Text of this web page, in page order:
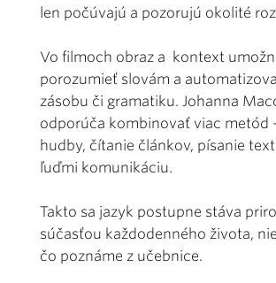
len počúvajú a pozorujú okolité
Vo filmoch obraz a kontext
porozumieť slovám a
zásobu či gramatiku. Johanna
odporúča kombinovať viac metód
hudby, čítanie článkov, písanie
ľuďmi komunikáciu.
Takto sa jazyk postupne stáva
súčasťou každodenného života,
čo poznáme z učebnice.